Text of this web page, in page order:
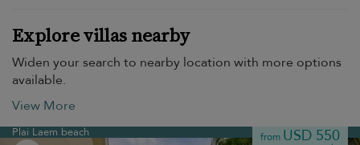
Explore villas nearby
Widen your search to nearby location with more options
available.
View More
Plai Laem beach from USD 550